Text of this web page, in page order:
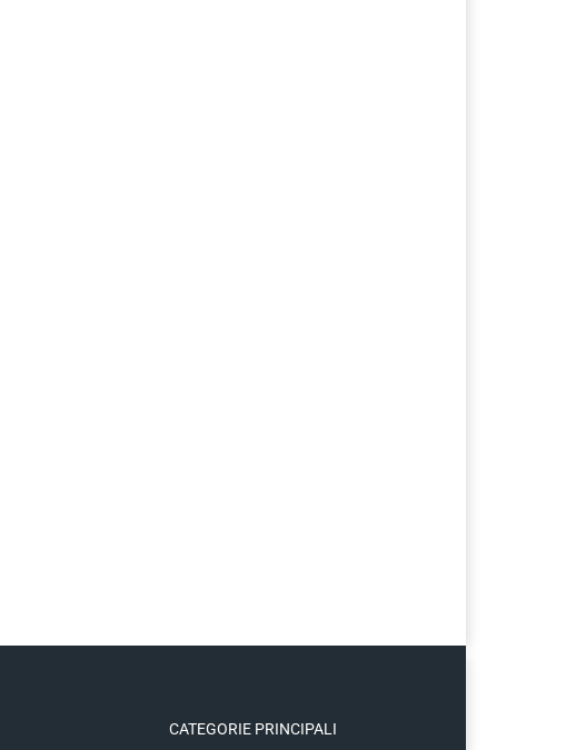
CATEGORIE PRINCIPALI